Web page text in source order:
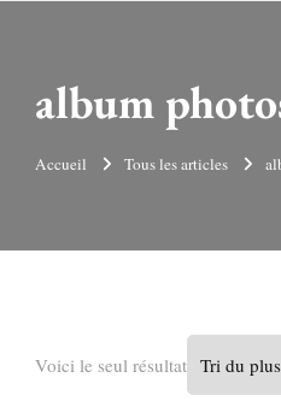
album
Accueil Tous les articles
Voici le seul résultat